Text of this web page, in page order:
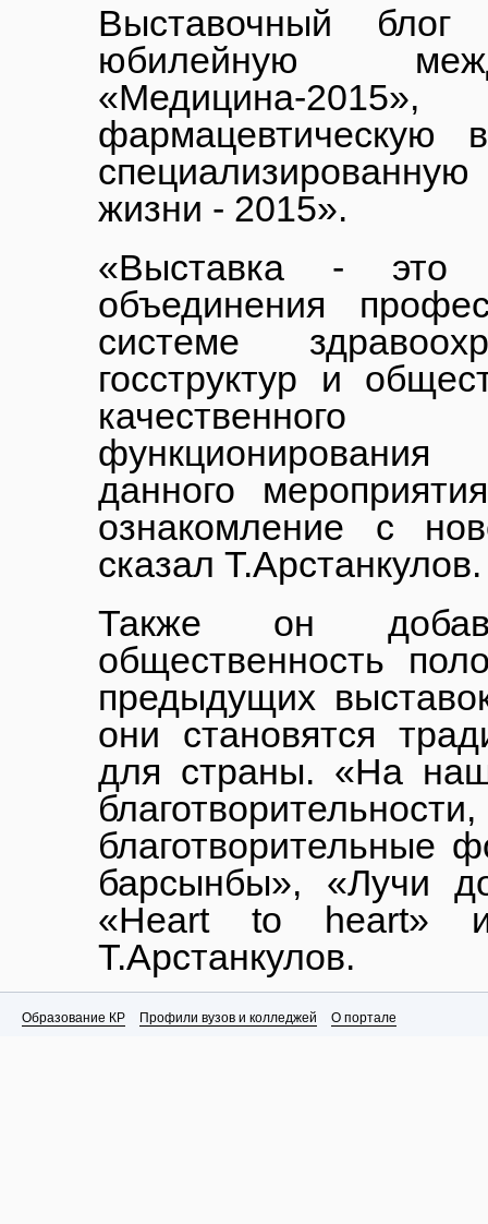
Выставочный
юбилейную
«Медицина-
фармацевтическую
жизни - 2015».
«Выставка - это
объединения
системе
госструктур и
данного
ознакомление с
сказал Т.Арстанкулов.
Также он
общественность
предыдущих
они становятся
для страны. «На
благотворительные
барсынбы», «Лучи
«Heart to heart»
Т.Арстанкулов.
Образование КР Профили вузов и колледжей О портале